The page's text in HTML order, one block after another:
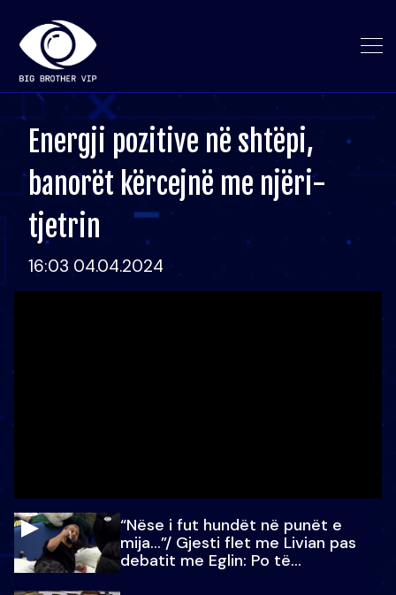
Energji pozitive në shtëpi,
banorët kërcejnë me njëri-
tjetrin
16:03 04.04.2024
“Nëse i fut hundët në punët e
mija…”/ Gjesti flet me Livian pas
debatit me Eglin: Po të